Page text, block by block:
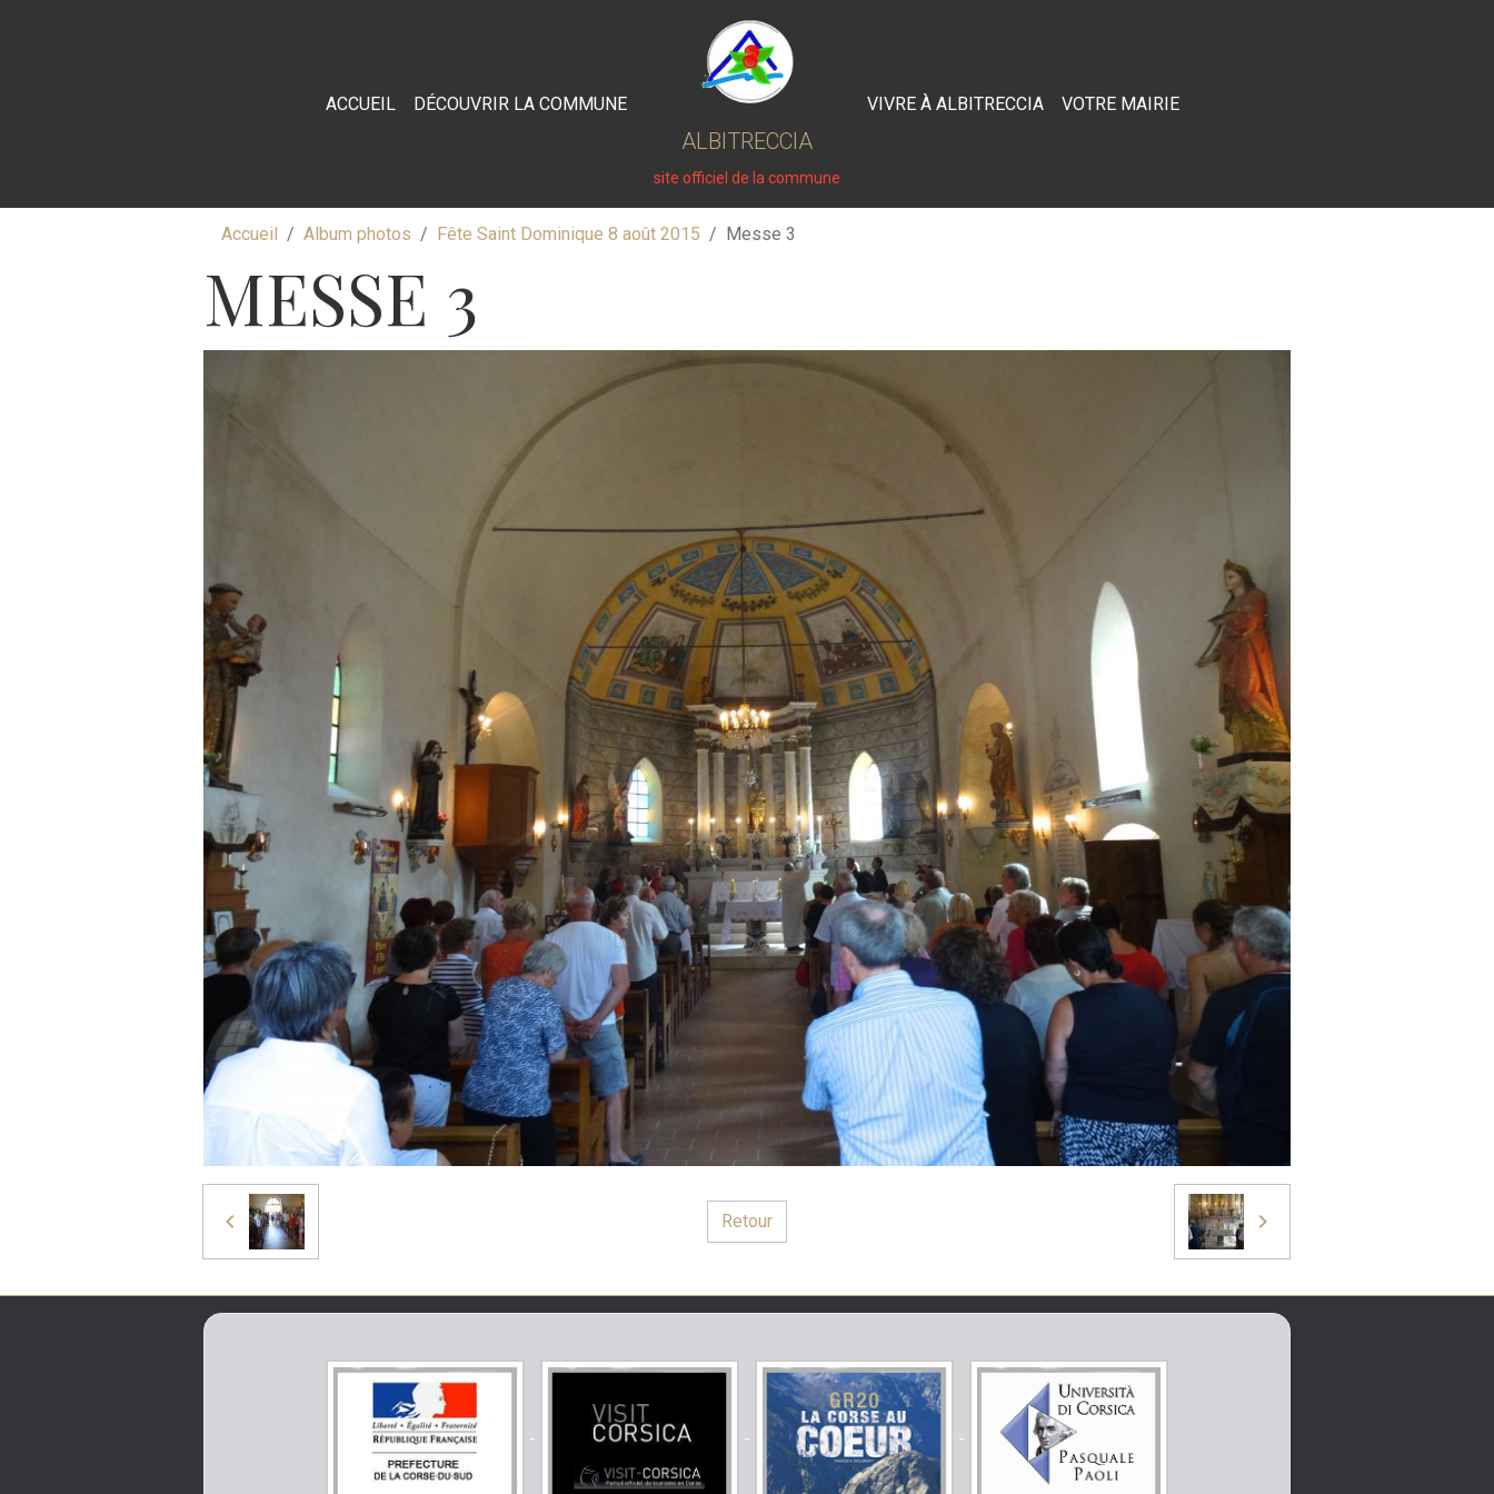
ACCUEIL DÉCOUVRIR LA COMMUNE
ALBITRECCIA
site officiel de la commune
VIVRE À ALBITRECCIA VOTRE MAIRIE
Accueil Album photos Fête Saint Dominique 8 août 2015 Messe 3
MESSE 3
Retour